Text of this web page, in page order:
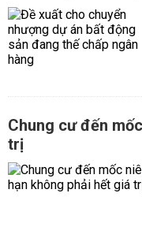
Chung cư đến
trị